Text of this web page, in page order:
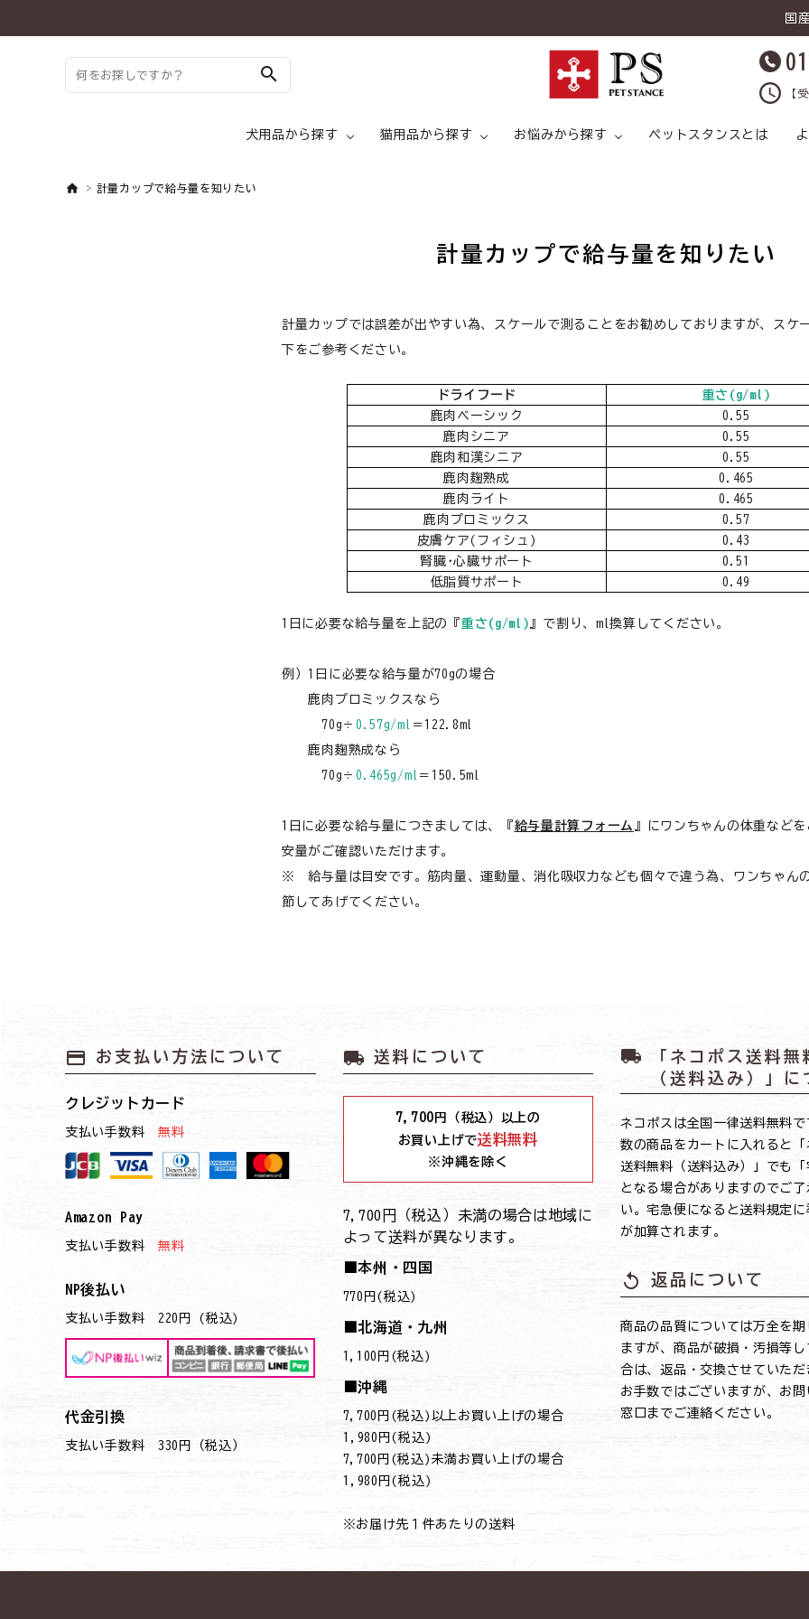
国
search
【
犬用品から探す
ドッグフード ドライタイプ ドッグフード ウェットタイプ
犬 トッピング 犬 スープ
犬 メディフード 犬 ライフケア（ケア用品）
猫用品から探す
キャットフード ドライタイプ
キャットフード
プ
猫 スープ 猫 おやつ
猫 ライフケア（ケア用品）
ど）
お悩みから探す
足腰
皮膚トラブル
腸内環境
食が細い
ペットスタンスとは
計量カップで給与量を知りたい
計量カップで給与量を知りたい
計量カップでは誤差が出やすい為、スケールで測ることをお勧めしておりますが、スケ
下をご参考ください。
ドライフード
重さ(g/ml)
鹿肉ベーシック
0.55
鹿肉シニア
0.55
鹿肉和漢シニア
0.55
鹿肉麹熟成
0.465
鹿肉ライト
0.465
鹿肉プロミックス
0.57
皮膚ケア(フィシュ)
0.43
腎臓･心臓サポート
0.51
低脂質サポート
0.49
1日に必要な給与量を上記の『重さ(g/ml) 』で割り、ml換算してください。
例）1日に必要な給与量が70gの場合
鹿肉プロミックスなら
70g÷ 0.57g/ml
＝122.8ml
鹿肉麹熟成なら
70g÷ 0.465g/ml ＝150.5ml
1日に必要な給与量につきましては、『給与量計算フォーム 』にワンちゃんの体重など
安量がご確認いただけます。
※ 給与量は目安です。筋肉量、運動量、消化吸収力なども個々で違う為、ワンちゃん
節してあげてください。
payment お支払い方法について
クレジットカード
支払い手数料 無料
Amazon Pay
支払い手数料 無料
NP後払い
支払い手数料 220円 (税込)
代金引換
支払い手数料 330円（税込）
local_shipping 送料について
7,700 円（税込）以上の
お買い上げで送料無料
※沖縄を除く
7,700円（税込）未満の場合は地域に
よって送料が異なります。
■本州・四国
770円(税込)
■北海道・九州
1,100円(税込)
■沖縄
7,700円(税込)以上お買い上げの場合
→1,980円(税込)
7,700円(税込)未満お買い上げの場合
→1,980円(税込)
※お届け先１件あたりの送料
local_shipping
「ネコポス送料無
（送料込み）」に
ネコポスは全国一律送料無料で
数の商品をカートに入れると「
送料無料（送料込み）」でも「
となる場合がありますのでご了
い。宅急便になると送料規定に
が加算されます。
replay 返品について
商品の品質については万全を期
ますが、商品が破損・汚損等し
合は、返品・交換させていただ
お手数ではございますが、お問
窓口までご連絡ください。